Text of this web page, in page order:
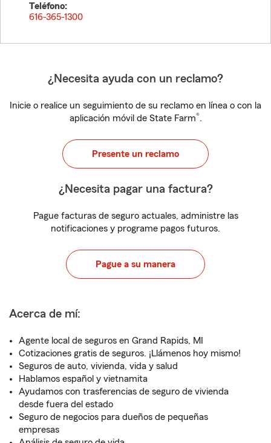
Teléfono:
616-365-1300
¿Necesita ayuda con un reclamo?
Inicie o realice un seguimiento de su reclamo en línea o con la
aplicación móvil de State Farm®.
Presente un reclamo
¿Necesita pagar una factura?
Pague facturas de seguro actuales, administre las
notificaciones y programe pagos futuros.
Pague a su manera
Acerca de mí:
Agente local de seguros en Grand Rapids, MI
Cotizaciones gratis de seguros. ¡Llámenos hoy mismo!
Seguros de auto, vivienda, vida y salud
Hablamos español y vietnamita
Ayudamos con trasferencias de seguro de vivienda
desde fuera del estado
Seguro de negocios para dueños de pequeñas
empresas